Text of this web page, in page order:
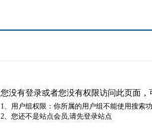
您没有登录或者您没有权限访问此页面
1、用户组权限：你所属的用户组不能使用搜索
2、您还不是站点会员,请先登录站点